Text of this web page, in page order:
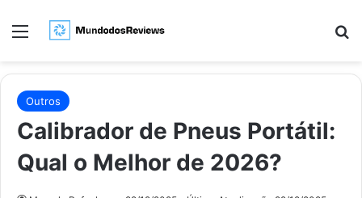
Menu
Outros
Calibrador de Pneus Portátil:
Qual o Melhor de 2026?